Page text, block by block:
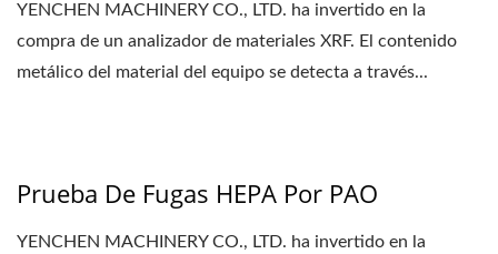
YENCHEN MACHINERY CO., LTD. ha invertido en la
compra de un analizador de materiales XRF. El contenido
metálico del material del equipo se detecta a través...
Prueba De Fugas HEPA Por PAO
YENCHEN MACHINERY CO., LTD. ha invertido en la